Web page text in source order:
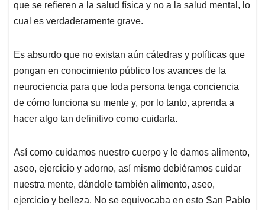
que se refieren a la salud física y no a la salud mental, lo
cual es verdaderamente grave.
Es absurdo que no existan aún cátedras y políticas que
pongan en conocimiento público los avances de la
neurociencia para que toda persona tenga conciencia
de cómo funciona su mente y, por lo tanto, aprenda a
hacer algo tan definitivo como cuidarla.
Así como cuidamos nuestro cuerpo y le damos alimento,
aseo, ejercicio y adorno, así mismo debiéramos cuidar
nuestra mente, dándole también alimento, aseo,
ejercicio y belleza. No se equivocaba en esto San Pablo